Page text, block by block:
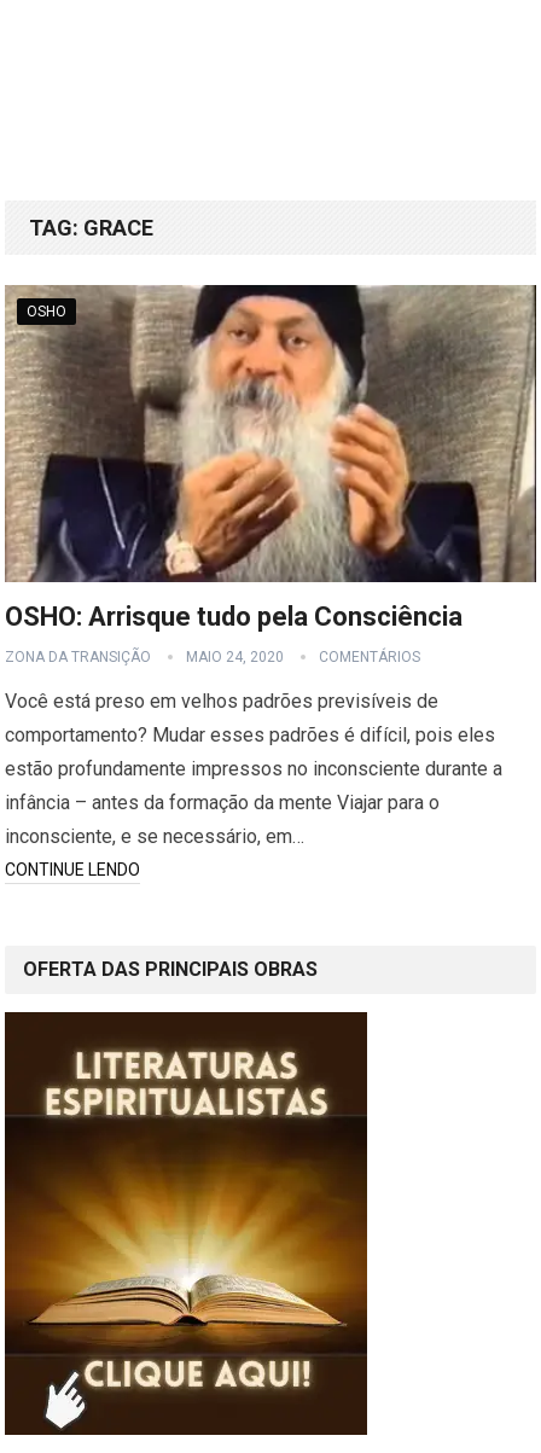
TAG: GRACE
OSHO
OSHO: Arrisque tudo pela Consciência
ZONA DA TRANSIÇÃO MAIO 24, 2020 COMENTÁRIOS
Você está preso em velhos padrões previsíveis de
comportamento? Mudar esses padrões é difícil, pois eles
estão profundamente impressos no inconsciente durante a
infância – antes da formação da mente Viajar para o
inconsciente, e se necessário, em…
CONTINUE LENDO
OFERTA DAS PRINCIPAIS OBRAS